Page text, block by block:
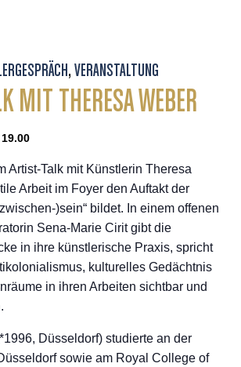
, VERANSTALTUNG
MIT THERESA WEBER
Artist-Talk mit Künstlerin Theresa
Arbeit im Foyer den Auftakt der
)sein“ bildet. In einem offenen
Sena-Marie Cirit gibt die
in ihre künstlerische Praxis, spricht
kulturelles Gedächtnis
in ihren Arbeiten sichtbar und
Düsseldorf) studierte an der
sowie am Royal College of